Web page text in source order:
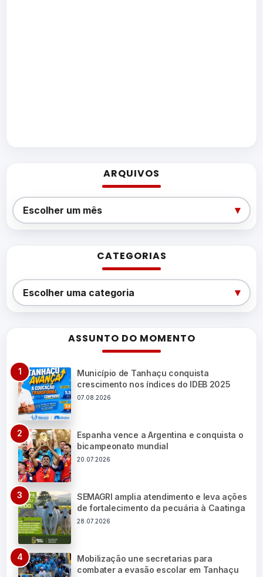
ARQUIVOS
Arquivos
Escolher um mês ▾
CATEGORIAS
Categorias
Escolher uma categoria ▾
ASSUNTO DO MOMENTO
Município de Tanhaçu conquista
crescimento nos índices do IDEB 2025
07.08.2026
Espanha vence a Argentina e conquista o
bicampeonato mundial
20.07.2026
SEMAGRI amplia atendimento e leva ações
de fortalecimento da pecuária à Caatinga
28.07.2026
Mobilização une secretarias para
combater a evasão escolar em Tanhaçu